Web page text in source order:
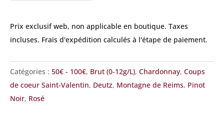
Prix exclusif web, non applicable en boutique. Taxes
incluses. Frais d'expédition calculés à l'étape de paiement.
Catégories : 50€ - 100€, Brut (0-12g/L), Chardonnay, Coups
de coeur Saint-Valentin, Deutz, Montagne de Reims, Pinot
Noir, Rosé